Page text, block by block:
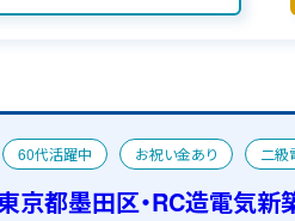
60代活躍中 お祝い金あり 二級
京都墨田区・RC造電気